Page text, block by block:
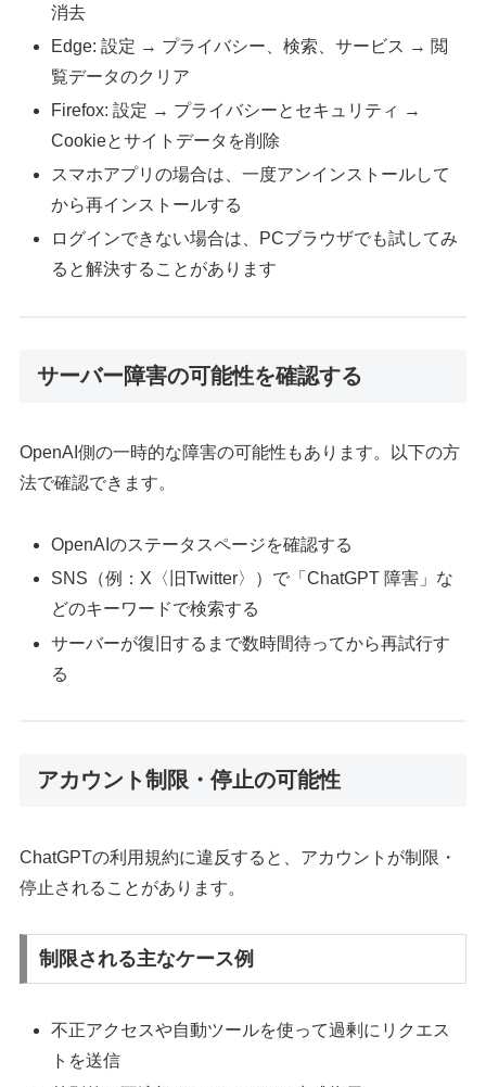
消去
Edge: 設定 → プライバシー、検索、サービス → 閲
覧データのクリア
Firefox: 設定 → プライバシーとセキュリティ →
Cookieとサイトデータを削除
スマホアプリの場合は、一度アンインストールして
から再インストールする
ログインできない場合は、PCブラウザでも試してみ
ると解決することがあります
サーバー障害の可能性を確認する
OpenAI側の一時的な障害の可能性もあります。以下の方
法で確認できます。
OpenAIのステータスページを確認する
SNS（例：X〈旧Twitter〉）で「ChatGPT 障害」な
どのキーワードで検索する
サーバーが復旧するまで数時間待ってから再試行す
る
アカウント制限・停止の可能性
ChatGPTの利用規約に違反すると、アカウントが制限・
停止されることがあります。
制限される主なケース例
不正アクセスや自動ツールを使って過剰にリクエス
トを送信